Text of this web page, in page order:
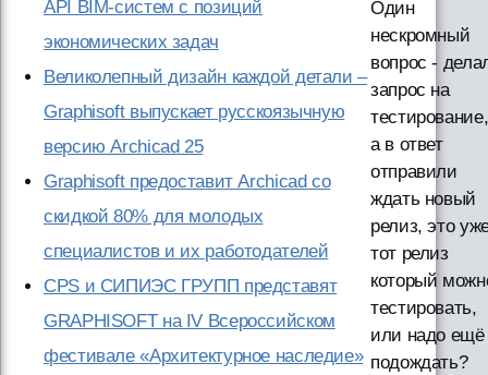
API BIM-систем с позиций
экономических задач
Великолепный дизайн каждой детали –
Graphisoft выпускает русскоязычную
версию Archicad 25
Graphisoft предоставит Archicad со
скидкой 80% для молодых
специалистов и их работодателей
CPS и СИПИЭС ГРУПП представят
GRAPHISOFT на IV Всероссийском
фестивале «Архитектурное наследие»
Один
нескромный
вопрос -
запрос на
тестирование,
а в ответ
отправили
ждать новый
релиз, это
тот релиз
который
тестировать,
или надо ещё
подождать?